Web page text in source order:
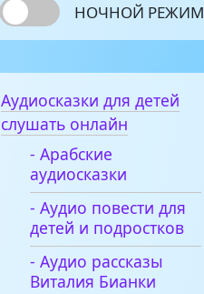
НОЧНОЙ РЕЖИМ
Аудиосказки для детей
слушать онлайн
- Арабские
аудиосказки
- Аудио повести для
детей и подростков
- Аудио рассказы
Виталия Бианки